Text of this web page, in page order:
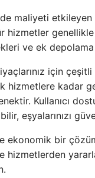
maliyeti
hizmetler
ve ek
için
hizmetlere kadar
Kullanıcı
eşyalarınızı
ekonomik bir
hizmetlerden